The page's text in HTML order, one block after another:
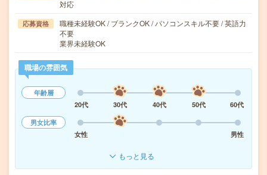
対応
応募資格
職種未経験OK / ブランクOK / パソコンスキル不要 / 英語力
不要
業界未経験OK
職場の雰囲気
年齢層
20代
30代 40代 50代
60代
男女比率
女性
男性
もっと見る